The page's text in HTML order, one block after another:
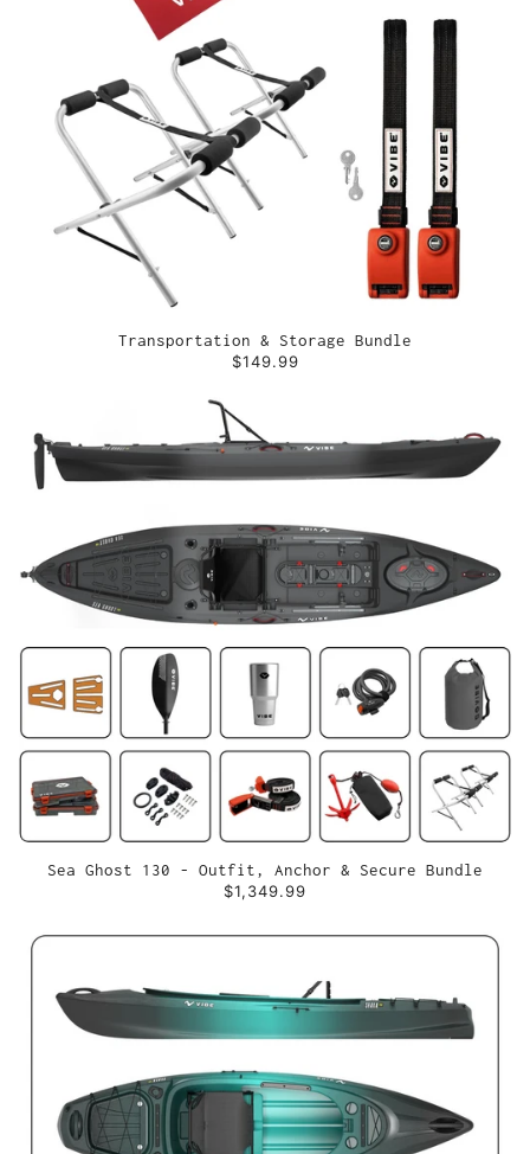
Transportation & Storage Bundle
$149.99
Sea Ghost 130 - Outfit, Anchor & Secure Bundle
$1,349.99